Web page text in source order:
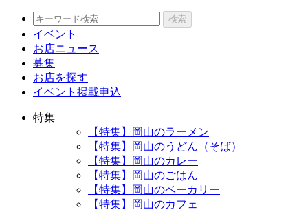
検索
イベント
お店ニュース
募集
お店を探す
イベント掲載申込
特集
【特集】岡山のラーメン
【特集】岡山のうどん（そば）
【特集】岡山のカレー
【特集】岡山のごはん
【特集】岡山のベーカリー
【特集】岡山のカフェ